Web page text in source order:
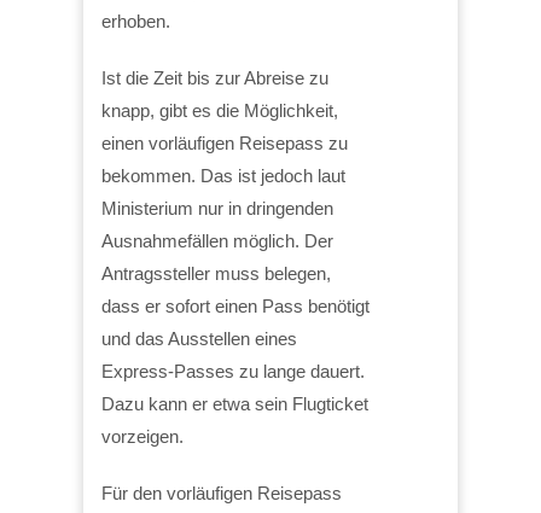
erhoben.
Ist die Zeit bis zur Abreise zu
knapp, gibt es die Möglichkeit,
einen vorläufigen Reisepass zu
bekommen. Das ist jedoch laut
Ministerium nur in dringenden
Ausnahmefällen möglich. Der
Antragssteller muss belegen,
dass er sofort einen Pass benötigt
und das Ausstellen eines
Express-Passes zu lange dauert.
Dazu kann er etwa sein Flugticket
vorzeigen.
Für den vorläufigen Reisepass